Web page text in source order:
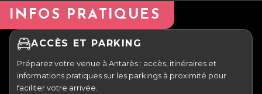
INFOS PRATIQUES
ACCÈS ET PARKING
Préparez votre venue à Antarès : accès, itinéraires et
informations pratiques sur les parkings à proximité pour
faciliter votre arrivée.